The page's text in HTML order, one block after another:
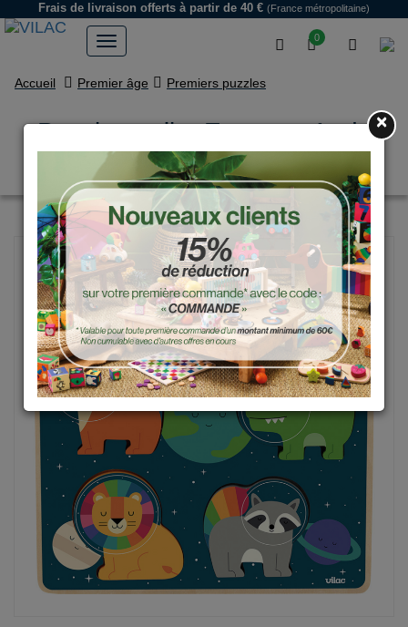
0
Frais de livraison offerts à partir de 40 € (France métropolitaine)
Accueil Premier âge Premiers puzzles
Puzzle tactile, Espace - Andy
Westface
×